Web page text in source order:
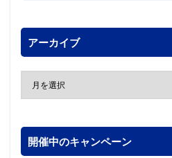
アーカイブ
開催中のキャンペーン